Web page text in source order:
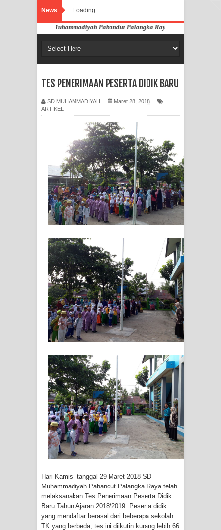
News Loading...
Website SD Muhammadiyah Pahandut Palangka Raya
TES PENERIMAAN PESERTA DIDIK BARU
SD MUHAMMADIYAH
Maret 28, 2018
ARTIKEL
Hari Kamis, tanggal 29 Maret 2018 SD
Muhammadiyah Pahandut Palangka Raya telah
melaksanakan Tes Penerimaan Peserta Didik
Baru Tahun Ajaran 2018/2019. Peserta didik
yang mendaftar berasal dari beberapa sekolah
TK yang berbeda, tes ini diikutin kurang lebih 66